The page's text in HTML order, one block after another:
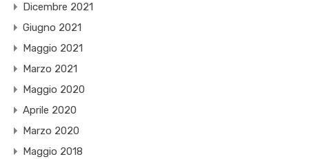
Dicembre 2021
Giugno 2021
Maggio 2021
Marzo 2021
Maggio 2020
Aprile 2020
Marzo 2020
Maggio 2018